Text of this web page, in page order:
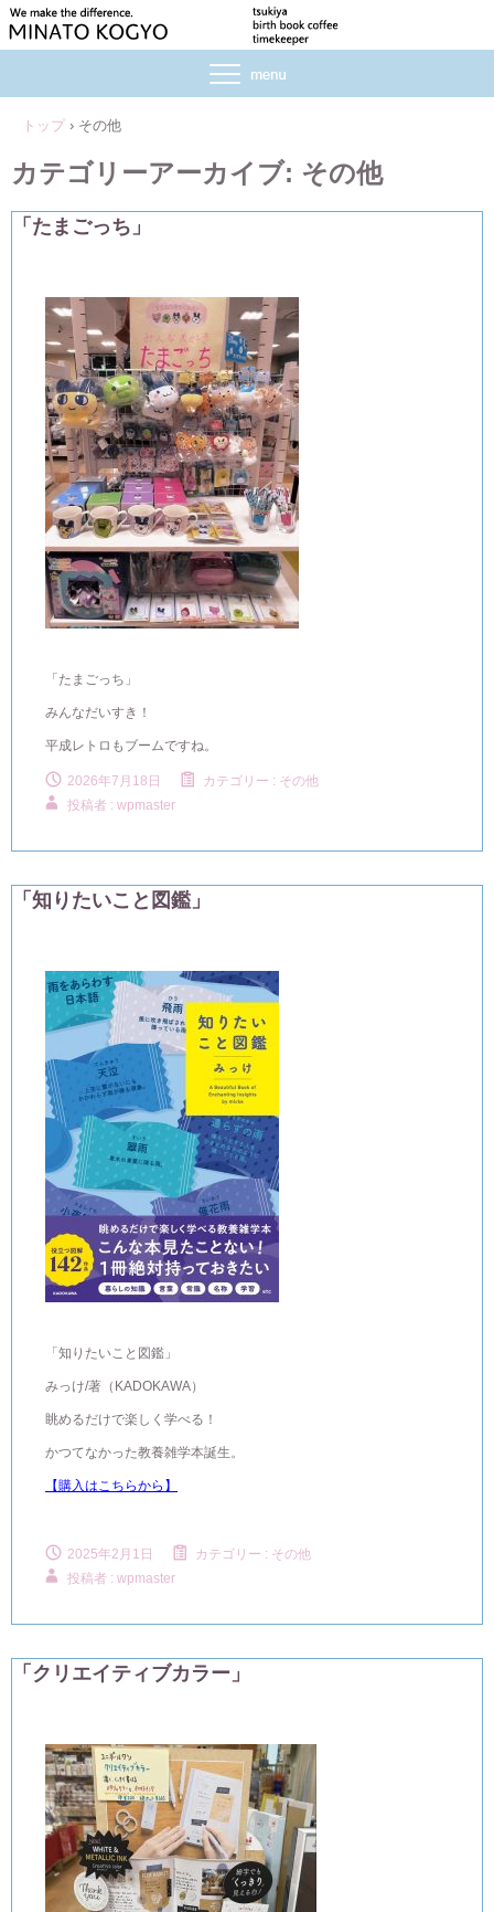
トップ › その他
カテゴリーアーカイブ: その他
「たまごっち」
「たまごっち」
みんなだいすき！
平成レトロもブームですね。
2026年7月18日 カテゴリー : その他
投稿者 : wpmaster
「知りたいこと図鑑」
「知りたいこと図鑑」
みっけ/著（KADOKAWA）
眺めるだけで楽しく学べる！
かつてなかった教養雑学本誕生。
【購入はこちらから】
2025年2月1日 カテゴリー : その他
投稿者 : wpmaster
「クリエイティブカラー」